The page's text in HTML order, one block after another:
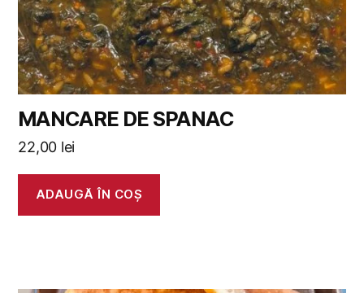
MANCARE DE SPANAC
22,00 lei
ADAUGĂ ÎN COȘ